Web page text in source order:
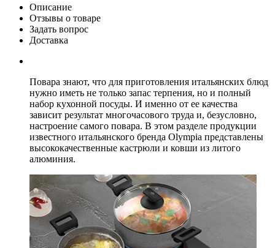
Описание
Отзывы о товаре
Задать вопрос
Доставка
Повара знают, что для приготовления итальянских блюд
нужно иметь не только запас терпения, но и полный
набор кухонной посуды. И именно от ее качества
зависит результат многочасового труда и, безусловно,
настроение самого повара. В этом разделе продукции
известного итальянского бренда Olympia представлены
высококачественные кастрюли и ковши из литого
алюминия.